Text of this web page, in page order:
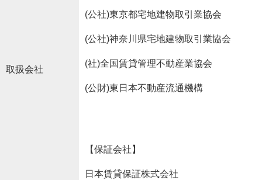
取扱会社
(公社)東京都宅地建物取引業協会
(公社)神奈川県宅地建物取引業協会
(社)全国賃貸管理不動産業協会
(公財)東日本不動産流通機構
【保証会社】
日本賃貸保証株式会社